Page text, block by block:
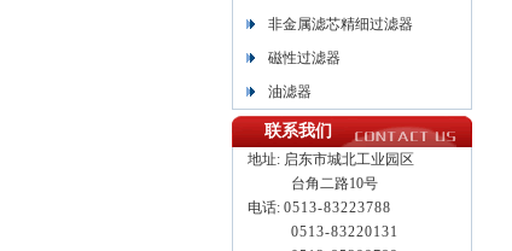
非金属滤芯精细过滤器
磁性过滤器
油滤器
联系我们
地址: 启东市城北工业园区
台角二路10号
电话: 0513-83223788
0513-83220131